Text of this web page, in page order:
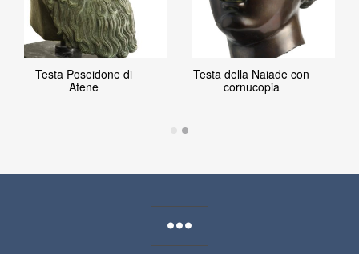
Testa Poseidone di
Atene
Testa della Naiade con
cornucopia